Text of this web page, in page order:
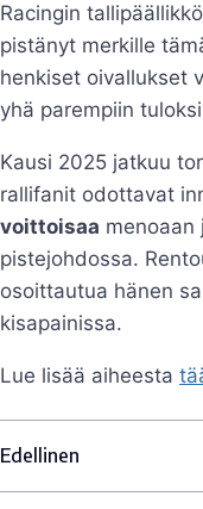
Racingin
pistänyt merkille
henkiset oivallukset
yhä parempiin
Kausi 2025 jatkuu
rallifanit odottavat
voittoisaa menoaan
pistejohdossa.
osoittautua hänen
kisapainissa.
Lue lisää aiheesta
Edellinen